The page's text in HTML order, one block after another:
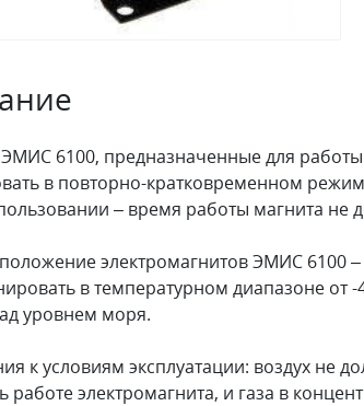
6100, предназначенные для
в повторно-кратковременном
– время работы магнита не
электромагнитов ЭМИС 6100
в температурном диапазоне от
уровнем моря.
к условиям эксплуатации: воздух не
работе электромагнита, и газа в